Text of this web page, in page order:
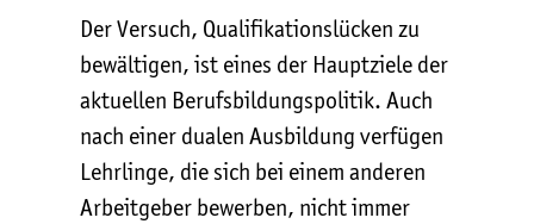
Der Versuch, Qualifikationslücken zu
bewältigen, ist eines der Hauptziele der
aktuellen Berufsbildungspolitik. Auch
nach einer dualen Ausbildung verfügen
Lehrlinge, die sich bei einem anderen
Arbeitgeber bewerben, nicht immer